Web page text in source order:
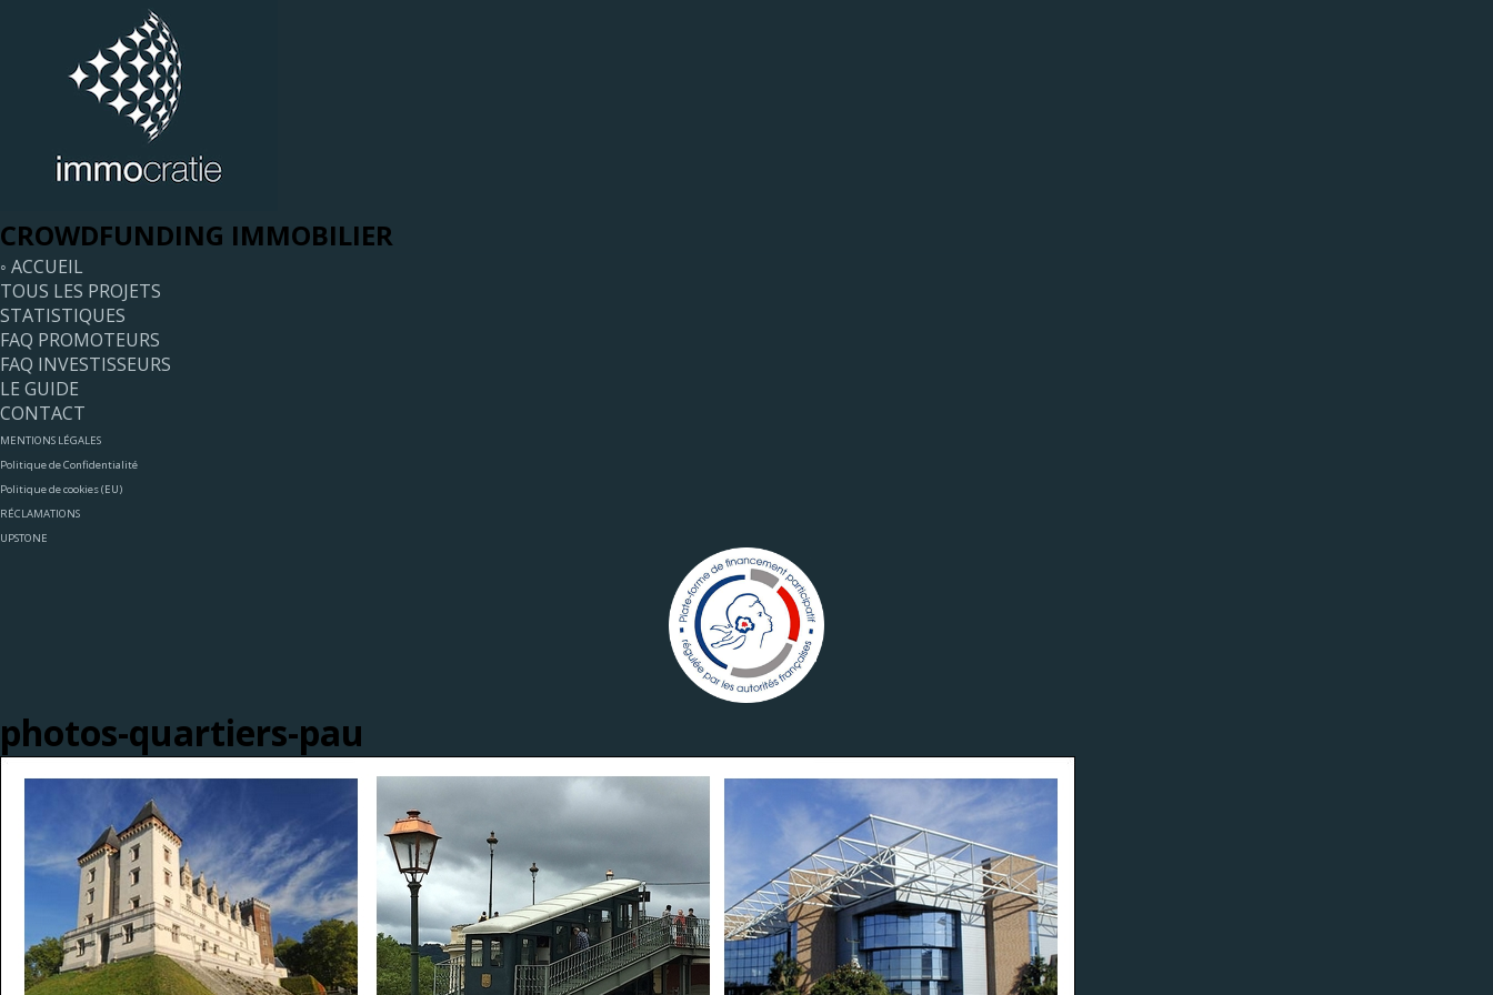
CROWDFUNDING IMMOBILIER
◦ ACCUEIL
TOUS LES PROJETS
STATISTIQUES
FAQ PROMOTEURS
FAQ INVESTISSEURS
LE GUIDE
CONTACT
MENTIONS LÉGALES
Politique de Confidentialité
Politique de cookies (EU)
RÉCLAMATIONS
UPSTONE
photos-quartiers-pau